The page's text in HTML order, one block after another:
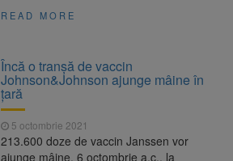
READ MORE
Încă o tranşă de vaccin
Johnson&Johnson ajunge mâine în
ţară
5 octombrie 2021
213.600 doze de vaccin Janssen vor
ajunge mâine, 6 octombrie a.c., la